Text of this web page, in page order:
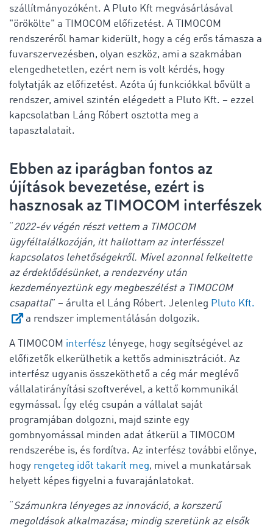
szállítmányozóként. A Pluto Kft megvásárlásával
"örökölte" a TIMOCOM előfizetést. A TIMOCOM
rendszeréről hamar kiderült, hogy a cég erős támasza a
fuvarszervezésben, olyan eszköz, ami a szakmában
elengedhetetlen, ezért nem is volt kérdés, hogy
folytatják az előfizetést. Azóta új funkciókkal bővült a
rendszer, amivel szintén elégedett a Pluto Kft. – ezzel
kapcsolatban Láng Róbert osztotta meg a
tapasztalatait.
Ebben az iparágban fontos az
újítások bevezetése, ezért is
hasznosak az TIMOCOM interfészek
2022-év végén részt vettem a TIMOCOM
ügyféltalálkozóján, itt hallottam az interfésszel
kapcsolatos lehetőségekről. Mivel azonnal felkeltette
az érdeklődésünket, a rendezvény után
kezdeményeztünk egy megbeszélést a TIMOCOM
csapattal” – árulta el Láng Róbert. Jelenleg Pluto Kft.
a rendszer implementálásán dolgozik.
A TIMOCOM interfész lényege, hogy segítségével az
előfizetők elkerülhetik a kettős adminisztrációt. Az
interfész ugyanis összeköthető a cég már meglévő
vállalatirányítási szoftverével, a kettő kommunikál
egymással. Így elég csupán a vállalat saját
programjában dolgozni, majd szinte egy
gombnyomással minden adat átkerül a TIMOCOM
rendszerébe is, és fordítva. Az interfész további előnye,
hogy rengeteg időt takarít meg, mivel a munkatársak
helyett képes figyelni a fuvarajánlatokat.
Számunkra lényeges az innováció, a korszerű
megoldások alkalmazása; mindig szeretünk az elsők